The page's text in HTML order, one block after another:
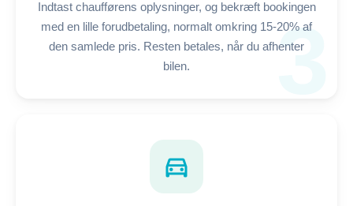
3
Indtast chaufførens oplysninger, og bekræft bookingen
med en lille forudbetaling, normalt omkring 15-20% af
den samlede pris. Resten betales, når du afhenter
bilen.
directions_car